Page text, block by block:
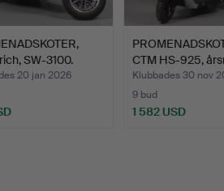
SW-3100.
20 jan 2026
CTM HS-925,
2024.
Klubbades 30 nov
9 bud
1 582 USD